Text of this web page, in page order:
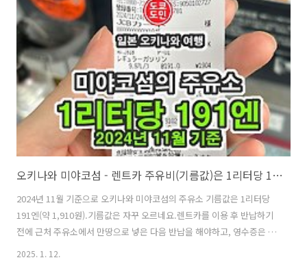
し)" 라고 하는 기본요금으로 1인당 500엔을 내야합니다.영수증에 주문
안한 お通し 라는게 1인당 500엔으로 적혀있으면 잘못 청구된게 아니니
참고하세요. 위치 주소 :Shimozato-596-1 Hirara, Miyakojima,
Okinawa 906-0013영업시간 :17:30 ~ 2..
오키나와 미야코섬 - 렌트카 주유비(기름값)은 1리터당 191엔(2024년 11월 기준)
2024년 11월 기준으로 오키나와 미야코섬의 주유소 기름값은 1리터당
191엔(약 1,910원).기름값은 자꾸 오르네요.렌트카를 이용 후 반납하기
전에 근처 주유소에서 만땅으로 넣은 다음 반납을 해야하고, 영수증은 꼭
챙겨서 가지고 가야합니다.2024년도 미야코지마 여행에서 렌트카를 이
2025. 1. 12.